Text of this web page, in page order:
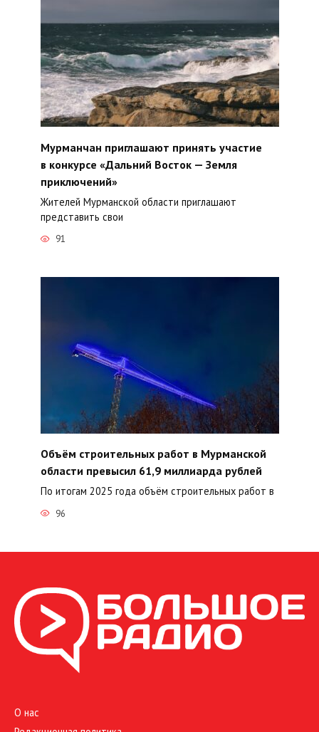
Мурманчан приглашают принять участие
в конкурсе «Дальний Восток — Земля
приключений»
Жителей Мурманской области приглашают
представить свои
91
Объём строительных работ в Мурманской
области превысил 61,9 миллиарда рублей
По итогам 2025 года объём строительных работ в
96
О нас